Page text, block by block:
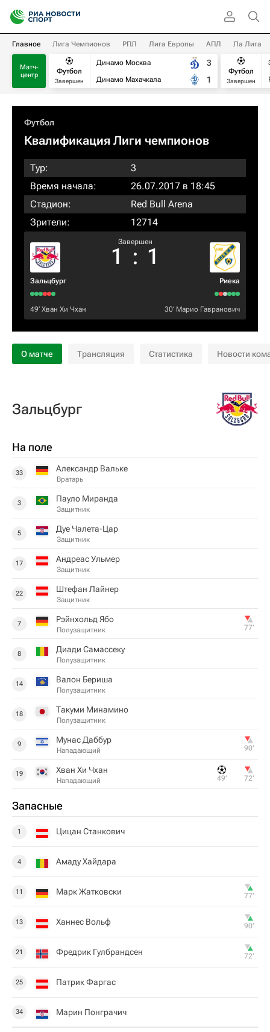
Главное Лига Чемпионов РПЛ Лига Европы АПЛ Ла Лига
Матч-
центр
Футбол
Завершен
Динамо Москва
Динамо Махачкала
3
1
Футбол
Завершен
Футбол
Квалификация Лиги чемпионов
Тур:
3
Время начала:
26.07.2017 в 18:45
Стадион:
Red Bull Arena
Зрители:
12714
Зальцбург
Завершен
1 : 1
Риека
49‎’‎ Хван Хи Чхан 30‎’‎ Марио Гавранович
О матче Трансляция Статистика Новости
Зальцбург
На поле
33 Александр Вальке
Вратарь
3 Пауло Миранда
Защитник
5 Дуе Чалета-Цар
Защитник
17 Андреас Ульмер
Защитник
22 Штефан Лайнер
Защитник
7 Рэйнхольд Ябо
Полузащитник 77‎’‎
8 Диади Самассеку
Полузащитник
14 Валон Бериша
Полузащитник
18 Такуми Минамино
Полузащитник
9 Мунас Даббур
Нападающий 90‎’‎
19 Хван Хи Чхан
Нападающий 49‎’‎ 72‎’‎
Запасные
1 Цицан Станкович
4 Амаду Хайдара
11 Марк Жатковски 77‎’‎
13 Ханнес Вольф 90‎’‎
21 Фредрик Гулбрандсен 72‎’‎
25 Патрик Фаргас
34 Марин Понграчич